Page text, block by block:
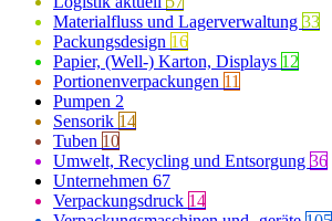
Materialfluss und Lagerverwaltung 33
Packungsdesign 16
Papier, (Well-) Karton, Displays 12
Portionenverpackungen 11
Pumpen 2
Sensorik 14
Tuben 10
Umwelt, Recycling und Entsorgung 36
Unternehmen 67
Verpackungsdruck 14